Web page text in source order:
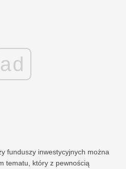
ad
funduszy inwestycyjnych można
tematu, który z pewnością